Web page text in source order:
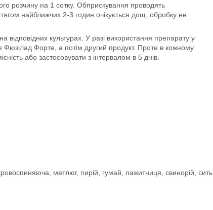
розчину на 1 сотку. Обприскування проводять
найближчих 2-3 годин очікується дощ, обробку не
культурах. У разі використання препарату у
Фюзілад Форте, а потім другий продукт. Проте в кожному
або застосовувати з інтервалом в 5 днів.
метлюг, пирій, гумай, пажитниця, свинорій, сить